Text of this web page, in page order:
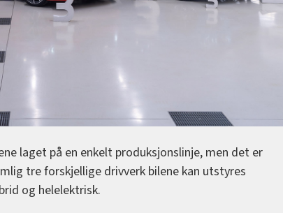
laget på en enkelt produksjonslinje, men det er
tre forskjellige drivverk bilene kan utstyres
og helelektrisk.